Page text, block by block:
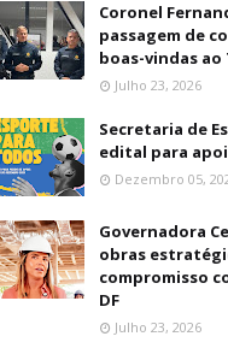
Coronel
passagem de
boas-vindas ao
Julho 23, 2026
Secretaria de
edital para
Dezembro 05,
Governadora
obras
compromisso
DF
Julho 23, 2026